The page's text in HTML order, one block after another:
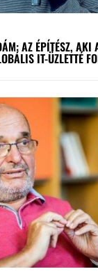
AZ ÉPÍTÉSZ, AKI
IT-ÜZLETTÉ